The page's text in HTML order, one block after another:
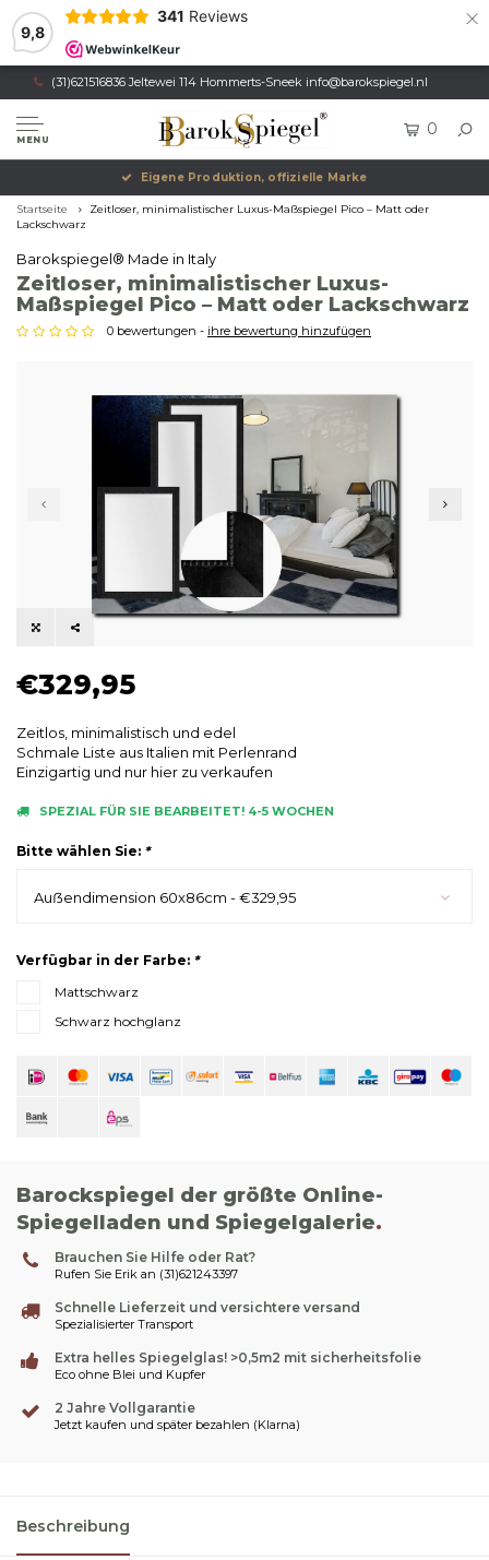
9,8
341 Reviews ×
(31)621516836 Jeltewei 114 Hommerts-Sneek info@barokspiegel.nl
MENU
0
Eigene Produktion, offizielle Marke
Startseite
Zeitloser, minimalistischer Luxus-Maßspiegel Pico – Matt oder
Lackschwarz
Barokspiegel® Made in Italy
Zeitloser, minimalistischer Luxus-
Maßspiegel Pico – Matt oder Lackschwarz
0 bewertungen - ihre bewertung hinzufügen
€329,95
Zeitlos, minimalistisch und edel
Schmale Liste aus Italien mit Perlenrand
Einzigartig und nur hier zu verkaufen
SPEZIAL FÜR SIE BEARBEITET! 4-5 WOCHEN
Bitte wählen Sie: *
Auẞendimension 60x86cm - €329,95
Verfügbar in der Farbe: *
Mattschwarz
Schwarz hochglanz
Barockspiegel der größte Online-
Spiegelladen und Spiegelgalerie.
Brauchen Sie Hilfe oder Rat?
Rufen Sie Erik an (31)621243397
Schnelle Lieferzeit und versichtere versand
Spezialisierter Transport
Extra helles Spiegelglas! >0,5m2 mit sicherheitsfolie
Eco ohne Blei und Kupfer
2 Jahre Vollgarantie
Jetzt kaufen und später bezahlen (Klarna)
Beschreibung